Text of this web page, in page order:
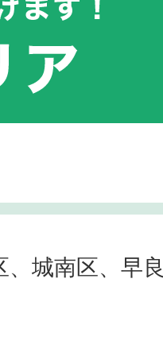
城南区、早良